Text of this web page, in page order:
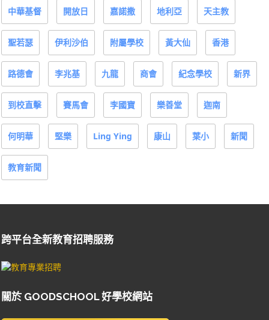
中華基督 開放日 嘉諾撒 地利亞 天主教
聖若瑟 伊利沙伯 附屬學校 黃大仙 香港
路德會 李兆基 九龍 商會 紀念學校 新界
到校直擊 賽馬會 李國寶 樂善堂 迦南
何明華 堅樂 Ling Ying 康山 葉小 新聞
教育新聞
跨平台全新教育招聘服務
關於 GOODSCHOOL 好學校網站